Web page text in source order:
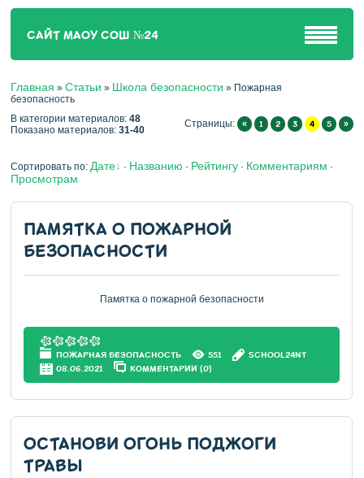
САЙТ МАОУ СОШ №24
Главная »Статьи » Школа безопасности » Пожарная
безопасность
В категории материалов:48
Показано материалов:31-40
Страницы: « 1 2 3 4 5 »
Сортировать по:Дате · Названию · Рейтингу · Комментариям ·
Просмотрам
ПАМЯТКА О ПОЖАРНОЙ
БЕЗОПАСНОСТИ
Памятка о пожарной безопасности
ПОЖАРНАЯ БЕЗОПАСНОСТЬ 551
SCHOOL24NT
08.06.2021
КОММЕНТАРИИ (0)
ОСТАНОВИ ОГОНЬ ПОДЖОГИ
ТРАВЫ